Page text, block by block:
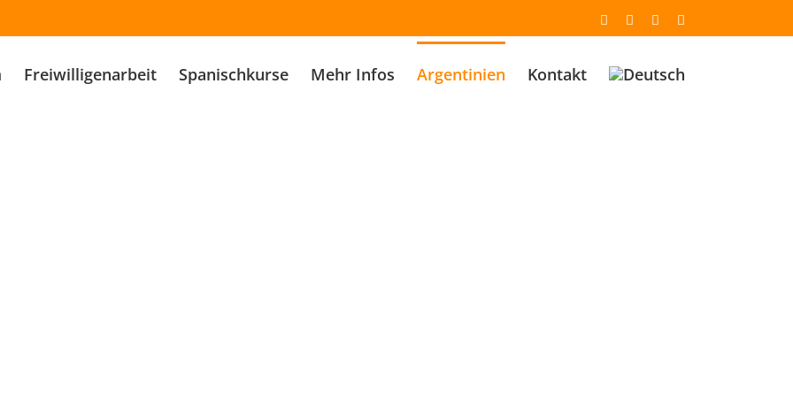
Email FacebookYouTube
Freiwilligenarbeit Spanischkurse Mehr Infos Argentinien Kontakt